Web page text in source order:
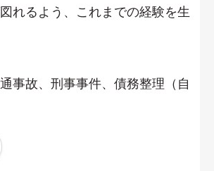
れるよう、これまでの経験を生
事故、刑事事件、債務整理（自